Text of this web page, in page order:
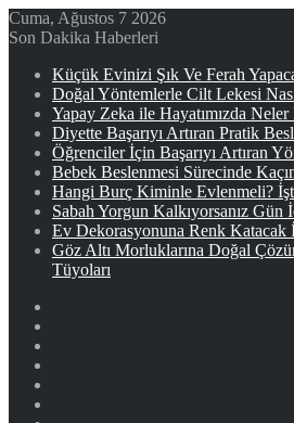
Cuma, Ağustos 7 2026
Son Dakika Haberleri
Küçük Evinizi Şık Ve Ferah
Doğal Yöntemlerle Cilt Lekesi
Yapay Zeka ile Hayatımızda
Diyette Başarıyı Artıran Pratik
Öğrenciler İçin Başarıyı Artıran
Bebek Beslenmesi Sürecinde
Hangi Burç Kiminle Evlenmeli?
Sabah Yorgun Kalkıyorsanız
Ev Dekorasyonuna Renk
Göz Altı Morluklarına Doğal
Tüyoları